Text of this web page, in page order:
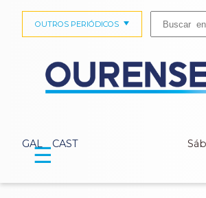
GAL CAST
OUTROS PERIÓDICOS
☰